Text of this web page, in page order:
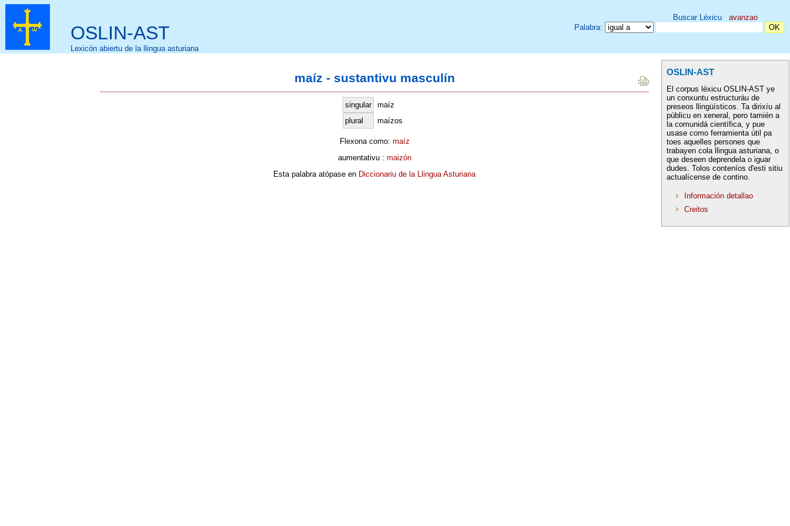
OSLIN-AST
Lexicón abiertu de la llingua asturiana
Buscar Léxicu avanzao
Palabra:
maíz - sustantivu masculín
singular
maíz
plural
maízos
Flexona como: maíz
aumentativu : maizón
Esta palabra atópase en Diccionariu de la Llingua Asturiana
OSLIN-AST
El corpus léxicu OSLIN-AST ye
un conxuntu estructuráu de
preseos llingüísticos. Ta dirixíu al
públicu en xeneral, pero tamién a
la comunidá científica, y pue
usase como ferramienta útil pa
toes aquelles persones que
trabayen cola llingua asturiana, o
que deseen deprendela o iguar
dudes. Tolos conteníos d'esti sitiu
actualícense de contino.
Información detallao
Creitos